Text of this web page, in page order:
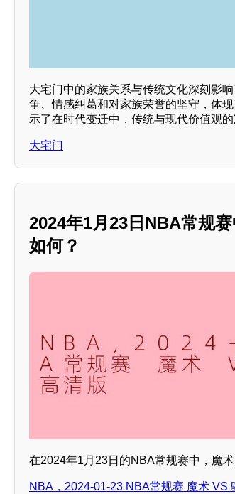
大宅门中的家族关系与传统文化深刻影
争、情感纠葛和对家族荣誉的坚守，体
示了在时代变迁中，传统与现代价值观的
大宅门
2024年1月23日NBA常规
如何？
在2024年1月23日的NBA常规赛中，魔
NBA，2024-01-23 NBA常规赛 魔术 VS